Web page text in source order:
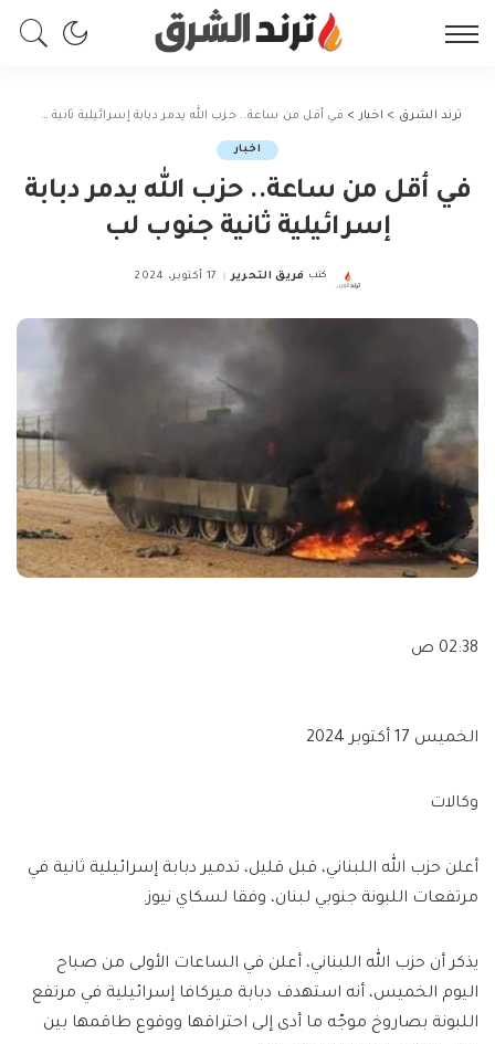
ترند الشرق > اخبار > في أقل من ساعة.. حزب الله يدمر دبابة إسرائيلية ثانية جنوب لب
اخبار
في أقل من ساعة.. حزب الله يدمر دبابة
إسرائيلية ثانية جنوب لب
Posted
كتب فريق التحرير 17 أكتوبر، 2024
02:38 ص
الخميس 17 أكتوبر 2024
وكالات
أعلن حزب الله اللبناني، قبل قليل، تدمير دبابة إسرائيلية ثانية في
مرتفعات اللبونة جنوبي لبنان، وفقا لسكاي نيوز.
يذكر أن حزب الله اللبناني، أعلن في الساعات الأولى من صباح
اليوم الخميس، أنه استهدف دبابة ميركافا إسرائيلية في مرتفع
اللبونة بصاروخ موجّه ما أدى إلى احتراقها ووقوع طاقمها بين